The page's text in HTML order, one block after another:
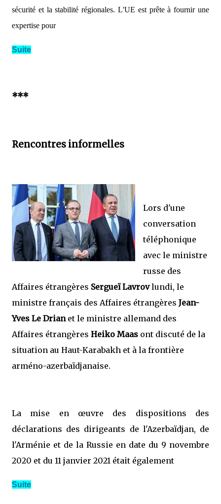
sécurité et la stabilité régionales. L'UE est prête à fournir une
expertise pour
Suite
***
Rencontres informelles
Lors d'une
conversation
téléphonique
avec le ministre
russe des
Affaires étrangères Sergueï Lavrovlundi, le
ministre français des Affaires étrangères Jean-
Yves Le Drianet le ministre allemand des
Affaires étrangères Heiko Maas ont discuté de la
situation au Haut-Karabakh et à la frontière
arméno-azerbaïdjanaise.
La mise en œuvre des dispositions des
déclarations des dirigeants de l'Azerbaïdjan, de
l'Arménie et de la Russie en date du 9 novembre
2020 et du 11 janvier 2021 était également
Suite